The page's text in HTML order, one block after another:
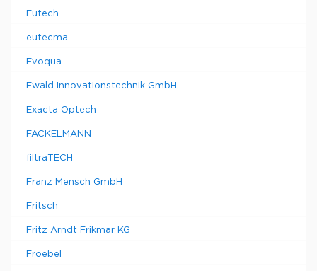
Eutech
eutecma
Evoqua
Ewald Innovationstechnik GmbH
Exacta Optech
FACKELMANN
filtraTECH
Franz Mensch GmbH
Fritsch
Fritz Arndt Frikmar KG
Froebel